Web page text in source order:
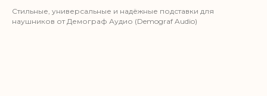
Стильные, универсальные и надёжные подставки для
наушников от Демограф Аудио (Demograf Audio)